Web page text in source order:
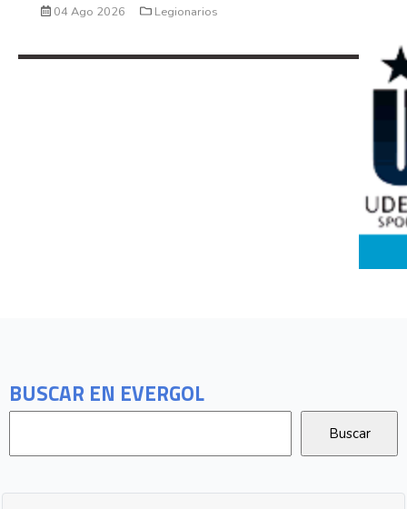
BUSCAR EN EVERGOL
04 Ago 2026 Legionarios